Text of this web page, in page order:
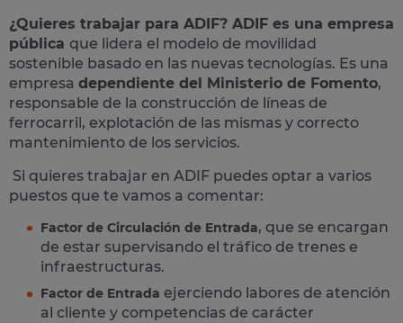
¿Quieres trabajar para ADIF? ADIF es una empresa
pública que lidera el modelo de movilidad
sostenible basado en las nuevas tecnologías. Es una
empresa dependiente del Ministerio de Fomento,
responsable de la construcción de líneas de
ferrocarril, explotación de las mismas y correcto
mantenimiento de los servicios.
Si quieres trabajar en ADIF puedes optar a varios
puestos que te vamos a comentar:
Factor de Circulación de Entrada, que se encargan
de estar supervisando el tráfico de trenes e
infraestructuras.
Factor de Entrada ejerciendo labores de atención
al cliente y competencias de carácter